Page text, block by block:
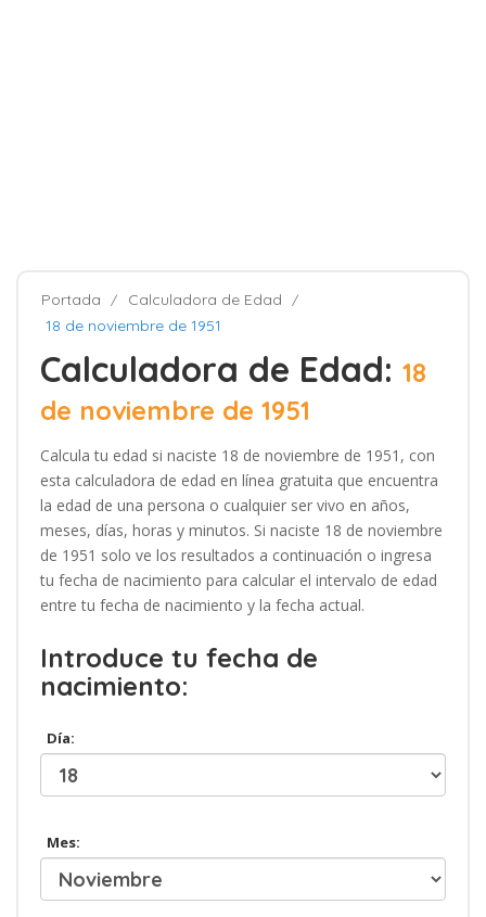
Portada
Calculadora de Edad
18 de noviembre de 1951
Calculadora de Edad: 18
de noviembre de 1951
Calcula tu edad si naciste 18 de noviembre de 1951, con
esta calculadora de edad en línea gratuita que encuentra
la edad de una persona o cualquier ser vivo en años,
meses, días, horas y minutos. Si naciste 18 de noviembre
de 1951 solo ve los resultados a continuación o ingresa
tu fecha de nacimiento para calcular el intervalo de edad
entre tu fecha de nacimiento y la fecha actual.
Introduce tu fecha de
nacimiento:
Día:
Mes: